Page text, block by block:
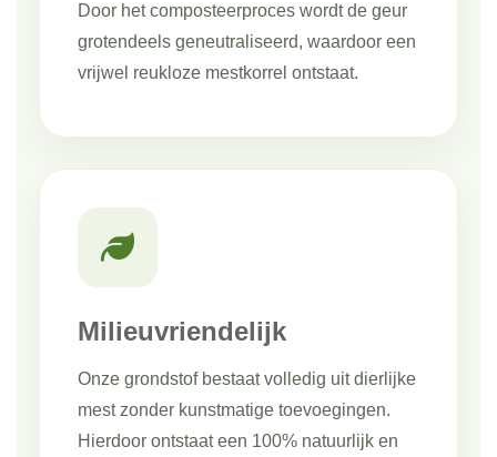
Door het composteerproces wordt de geur
grotendeels geneutraliseerd, waardoor een
vrijwel reukloze mestkorrel ontstaat.
Milieuvriendelijk
Onze grondstof bestaat volledig uit dierlijke
mest zonder kunstmatige toevoegingen.
Hierdoor ontstaat een 100% natuurlijk en